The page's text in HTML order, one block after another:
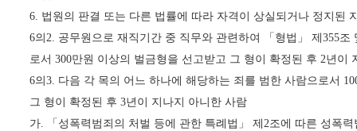
6. 법원의 판결 또는 다른 법률에 따라 자격이 상실되거나 정지된
6의 2. 공무원으로 재직기간 중 직무와 관련하여 「 형법 」 제 355조
로서 300만원 이상의 벌금형을 선고받고 그 형이 확정된 후 2년이
6의 3. 다음 각 목의 어느 하나에 해당하는 죄를 범한 사람으로서
그 형이 확정된 후 3년이 지나지 아니한 사람
가. 「 성폭력범죄의 처벌 등에 관한 특례법 」 제 2조에 따른 성폭력